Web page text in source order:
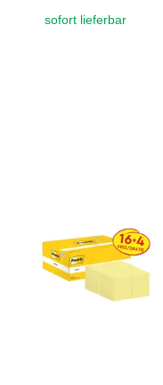
sofort lieferbar